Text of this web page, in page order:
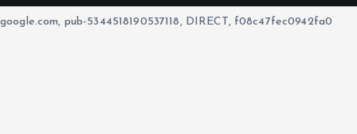
google.com, pub-5344518190537118, DIRECT, f08c47fec0942fa0